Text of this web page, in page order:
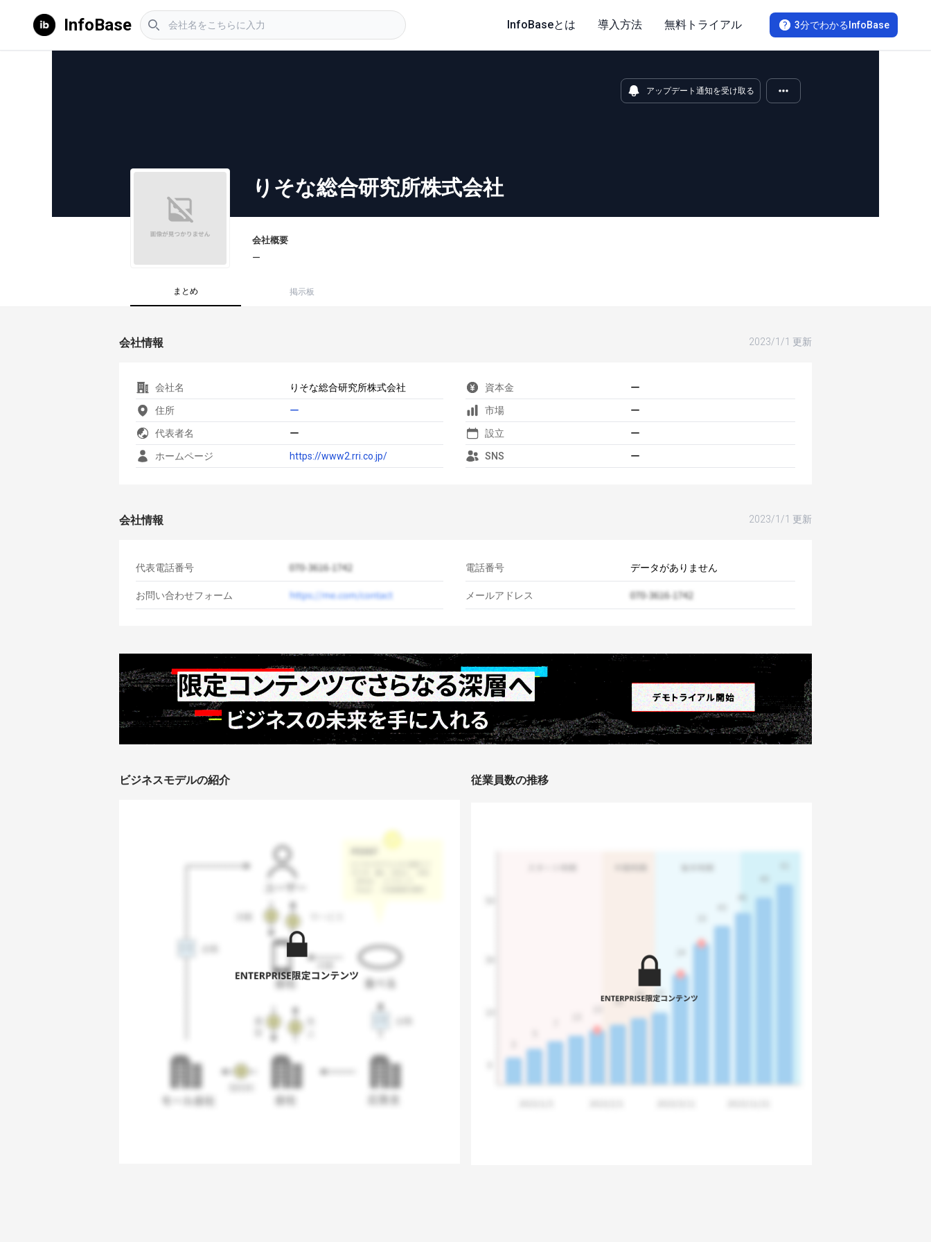
InfoBase 3分でわかるInfoBase
InfoBaseとは 導入方法 無料トライアル
アップデート通知を受け取る
りそな総合研究所株式会社
会社概要
ー
まとめ 掲示板
会社情報 2023/1/1 更新
会社名 りそな総合研究所株式会社
住所 ー
代表者名 ー
ホームページ https://www2.rri.co.jp/
資本金 ー
市場 ー
設立 ー
SNS ー
会社情報 2023/1/1 更新
代表電話番号
お問い合わせフォーム
電話番号 データがありません
メールアドレス
ビジネスモデルの紹介 従業員数の推移